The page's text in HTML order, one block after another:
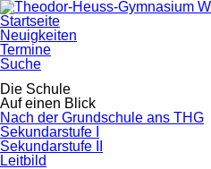
Navigation
überspringen
Startseite
Neuigkeiten
Termine
Suche
Navigation
überspringen
Die Schule
Auf einen Blick
Nach der Grundschule ans THG
Sekundarstufe I
Sekundarstufe II
Leitbild